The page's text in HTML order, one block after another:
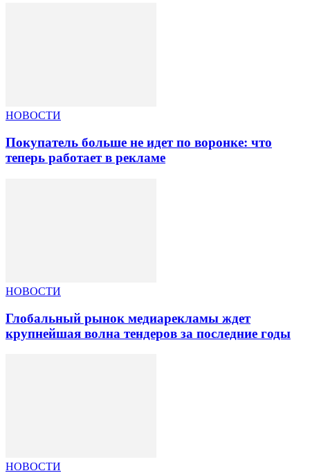
НОВОСТИ
Покупатель больше не идет по воронке: что
теперь работает в рекламе
НОВОСТИ
Глобальный рынок медиарекламы ждет
крупнейшая волна тендеров за последние годы
НОВОСТИ